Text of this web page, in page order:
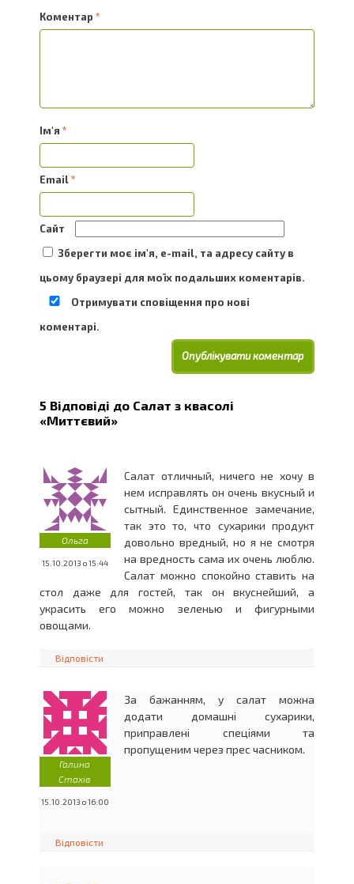
Коментар *
Ім'я *
Email*
Сайт
Зберегти моє ім'я, e-mail, та адресу сайту в
цьому браузері для моїх подальших коментарів.
Отримувати сповіщення про нові
коментарі.
5 Відповіді до Салат з квасолі
«Миттєвий»
Ольга
15.10.2013 о 15:44
Салат отличный, ничего не хочу в
нем исправлять он очень вкусный и
сытный. Единственное замечание,
так это то, что сухарики продукт
довольно вредный, но я не смотря
на вредность сама их очень люблю.
Салат можно спокойно ставить на
стол даже для гостей, так он вкуснейший, а
украсить его можно зеленью и фигурными
овощами.
Відповісти
Галина
Стахів
15.10.2013 о 16:00
За бажанням, у салат можна
додати домашні сухарики,
приправлені спеціями та
пропущеним через прес часником.
Відповісти